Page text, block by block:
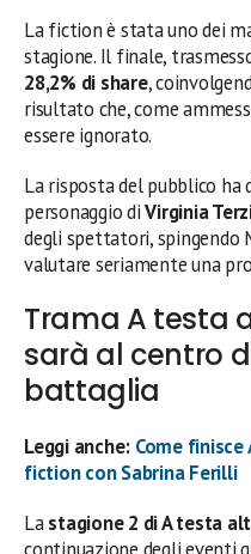
La fiction è stata uno dei
stagione. Il finale,
28,2% di share,
risultato che, come
essere ignorato.
La risposta del pubblico
personaggio diVirginia
degli spettatori, spingendo
valutare seriamente una
Trama A testa
sarà al centro
battaglia
Leggi anche: Come
fiction con Sabrina Ferilli
Lastagione 2 di A testa
continuazione degli eventi